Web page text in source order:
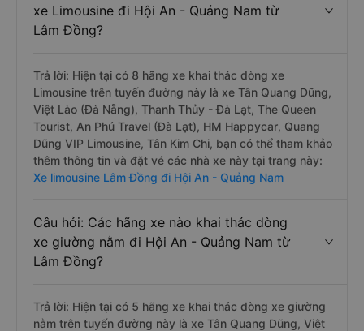
xe Limousine đi Hội An - Quảng Nam từ
Lâm Đồng?
Trả lời: Hiện tại có 8 hãng xe khai thác dòng xe
Limousine trên tuyến đường này là xe Tân Quang Dũng,
Việt Lào (Đà Nẵng), Thanh Thủy - Đà Lạt, The Queen
Tourist, An Phú Travel (Đà Lạt), HM Happycar, Quang
Dũng VIP Limousine, Tân Kim Chi, bạn có thể tham khảo
thêm thông tin và đặt vé các nhà xe này tại trang này:
Xe limousine Lâm Đồng đi Hội An - Quảng Nam
Câu hỏi: Các hãng xe nào khai thác dòng
xe giường nằm đi Hội An - Quảng Nam từ
Lâm Đồng?
Trả lời: Hiện tại có 5 hãng xe khai thác dòng xe giường
nằm trên tuyến đường này là xe Tân Quang Dũng, Việt